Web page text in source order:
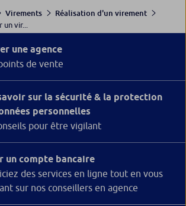
Virements
Réalisation d'un virement
un vir...
une agence
de vente
sur la sécurité & la protection
personnelles
pour être vigilant
un compte bancaire
des services en ligne tout en vous
sur nos conseillers en agence